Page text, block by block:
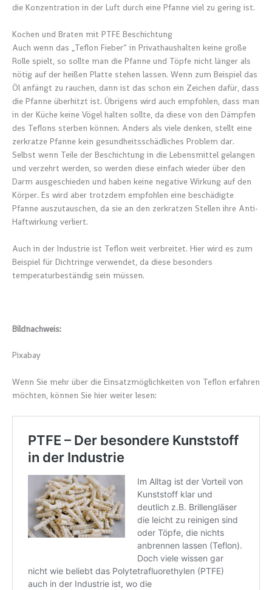
die Konzentration in der Luft durch eine Pfanne viel zu gering ist.
Kochen und Braten mit PTFE Beschichtung
Auch wenn das „Teflon Fieber“ in Privathaushalten keine große
Rolle spielt, so sollte man die Pfanne und Töpfe nicht länger als
nötig auf der heißen Platte stehen lassen. Wenn zum Beispiel das
Öl anfängt zu rauchen, dann ist das schon ein Zeichen dafür, dass
die Pfanne überhitzt ist. Übrigens wird auch empfohlen, dass man
in der Küche keine Vögel halten sollte, da diese von den Dämpfen
des Teflons sterben können. Anders als viele denken, stellt eine
zerkratze Pfanne kein gesundheitsschädliches Problem dar.
Selbst wenn Teile der Beschichtung in die Lebensmittel gelangen
und verzehrt werden, so werden diese einfach wieder über den
Darm ausgeschieden und haben keine negative Wirkung auf den
Körper. Es wird aber trotzdem empfohlen eine beschädigte
Pfanne auszutauschen, da sie an den zerkratzen Stellen ihre Anti-
Haftwirkung verliert.
Auch in der Industrie ist Teflon weit verbreitet. Hier wird es zum
Beispiel für Dichtringe verwendet, da diese besonders
temperaturbeständig sein müssen.
Bildnachweis:
Pixabay
Wenn Sie mehr über die Einsatzmöglichkeiten von Teflon erfahren
möchten, können Sie hier weiter lesen: